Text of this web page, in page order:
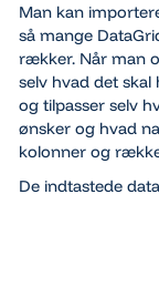
Man kan
så mange
rækker. Når man
selv hvad det
og tilpasser selv
ønsker og hvad
kolonner og
De indtastede